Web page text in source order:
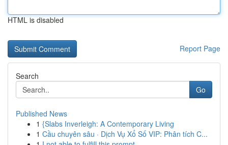
HTML is disabled
Report Page
Search
Go
Published News
1 {Slabs Inverleigh: A Contemporary Living
1 Cầu chuyên sâu · Dịch Vụ Xổ Số VIP: Phân tích C...